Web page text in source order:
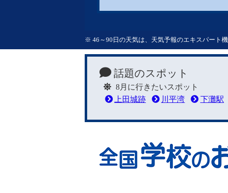
※ 46～90日の天気は、天気予報のエキスパート
話題のスポット
8月に行きたいスポット
上田城跡
川平湾 下灘駅